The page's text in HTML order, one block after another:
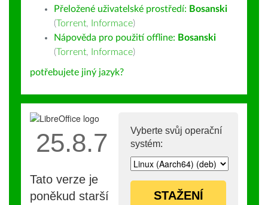
Přeložené uživatelské prostředí: Bosanski
(Torrent, Informace)
Nápověda pro použití offline: Bosanski
(Torrent, Informace)
potřebujete jiný jazyk?
Vyberte svůj operační
systém:
STAŽENÍ
25.8.7
Tato verze je
poněkud starší